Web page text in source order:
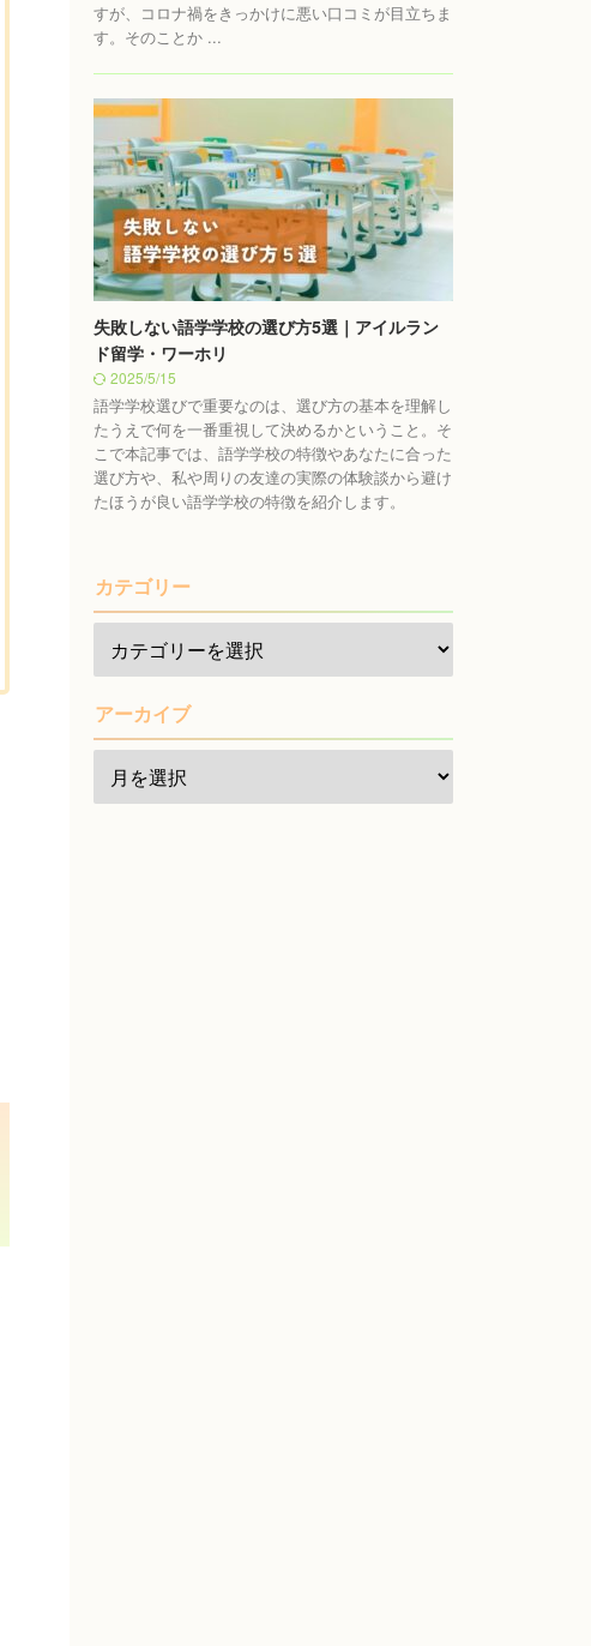
すが、コロナ禍をきっかけに悪い口コミが目立ちま
す。そのことか ...
失敗しない語学学校の選び方5選｜アイルラン
ド留学・ワーホリ
2025/5/15
語学学校選びで重要なのは、選び方の基本を理解し
たうえで何を一番重視して決めるかということ。そ
こで本記事では、語学学校の特徴やあなたに合った
選び方や、私や周りの友達の実際の体験談から避け
たほうが良い語学学校の特徴を紹介します。
カテゴリー
アーカイブ